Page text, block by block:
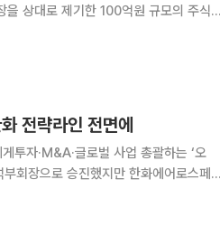
상대로 제기한 100억원 규모의 주식
전략라인 전면에
투자·M&A·글로벌 사업 총괄하는 ‘오
는 선택으로 풀이된다.